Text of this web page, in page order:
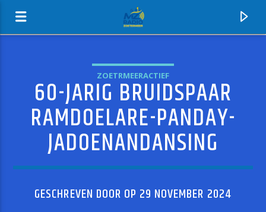
MZ-RADIO
ZOETRMEERACTIEF
60-JARIG BRUIDSPAAR
RAMDOELARE-PANDAY-
JADOENANDANSING
GESCHREVEN DOOR OP 29 NOVEMBER 2024